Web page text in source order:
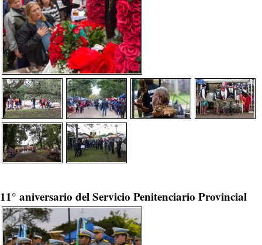
11° aniversario del Servicio Penitenciario Provincial